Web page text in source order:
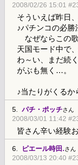
2008/02/26 15:01
そういえば昨日
♪パチンコの必勝
なぜならこの
天国モード中で
わ～い、まだ続
がぶも無く…。
♪当たりがくる
5. パチ・ポッチさん
2008/03/01 11:42
皆さん辛い経験
6. ピエール時田.さん
2008/03/13 20:40